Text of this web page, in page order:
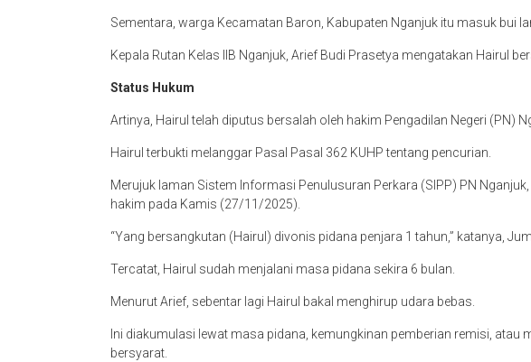
Sementara, warga Kecamatan Baron, Kabupaten Nganjuk itu masuk bui
Kepala Rutan Kelas IIB Nganjuk, Arief Budi Prasetya mengatakan Hairul
Status Hukum
Artinya, Hairul telah diputus bersalah oleh hakim Pengadilan Negeri (PN)
Hairul terbukti melanggar Pasal Pasal 362 KUHP tentang pencurian.
Merujuk laman Sistem Informasi Penulusuran Perkara (SIPP) PN
hakim pada Kamis (27/11/2025).
“Yang bersangkutan (Hairul) divonis pidana penjara 1 tahun,” katanya,
Tercatat, Hairul sudah menjalani masa pidana sekira 6 bulan.
Menurut Arief, sebentar lagi Hairul bakal menghirup udara bebas.
Ini diakumulasi lewat masa pidana, kemungkinan pemberian remisi, atau
bersyarat.